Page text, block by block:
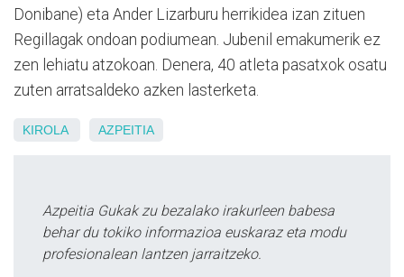
Donibane) eta Ander Lizarburu herrikidea izan zituen
Regillagak ondoan podiumean. Jubenil emakumerik ez
zen lehiatu atzokoan. Denera, 40 atleta pasatxok osatu
zuten arratsaldeko azken lasterketa.
KIROLA AZPEITIA
Azpeitia Gukak zu bezalako irakurleen babesa
behar du tokiko informazioa euskaraz eta modu
profesionalean lantzen jarraitzeko.